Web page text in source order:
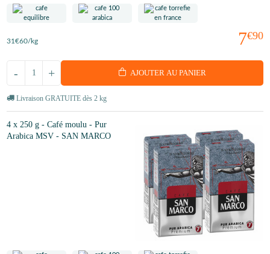
7€90
31€60/kg
+
- AJOUTER AU PANIER
Livraison GRATUITE dès 2 kg
4 x 250 g - Café moulu - Pur
Arabica MSV - SAN MARCO